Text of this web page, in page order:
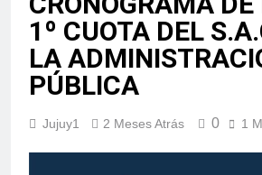
1º CUOTA DEL
LA
PÚBLICA
Jujuy1 2 Meses Atrás 0 1